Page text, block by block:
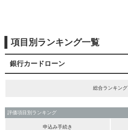
項目別ランキング一覧
銀行カードローン
総合ランキング
評価項目別ランキング
申込み手続き